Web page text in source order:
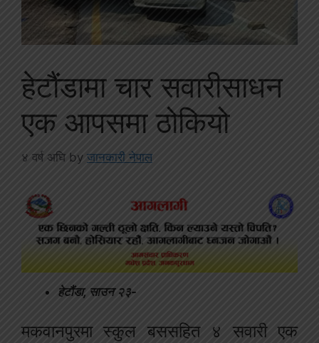
हेटौंडामा चार सवारीसाधन
एक आपसमा ठोकियो
४ वर्ष अघि by जानकारी नेपाल
हेटौंडा, साउन २३-
मकवानपुरमा स्कुल बससहित ४ सवारी एक